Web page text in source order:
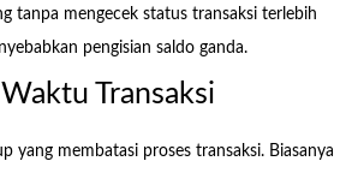
tanpa mengecek status transaksi terlebih
pengisian saldo ganda.
Transaksi
yang membatasi proses transaksi. Biasanya